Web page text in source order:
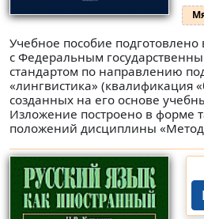
Учебное пособие подготовлено
с Федеральным
стандартом по направлению
«лингвистика» (квалификация
созданных на его основе
Изложение построено в форме
положений дисциплины